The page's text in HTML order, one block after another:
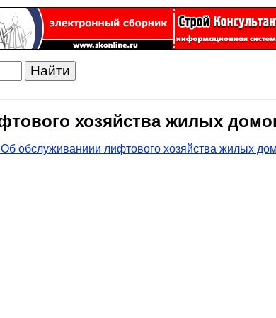
хозяйства жилых
обслуживаниии лифтового хозяйства жилых